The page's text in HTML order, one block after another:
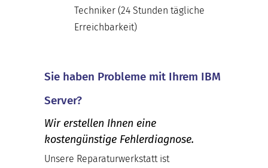
Techniker (24 Stunden tägliche
Erreichbarkeit)
Sie haben Probleme mit Ihrem IBM
Server?
Wir erstellen Ihnen eine
kostengünstige Fehlerdiagnose.
Unsere Reparaturwerkstatt ist